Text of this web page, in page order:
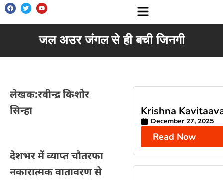
जल अउर जंगल से ही बची जिनगी
लेखक:रवीन्द्र किशोर
सिन्हा
देशभर में व्याप्त चौतरफा
नकारात्मक वातावरण से
Krishna
December 27, 2025
Read Now